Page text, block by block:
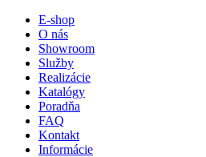
E-shop
O nás
Showroom
Služby
Realizácie
Katalógy
Poradňa
FAQ
Kontakt
Informácie